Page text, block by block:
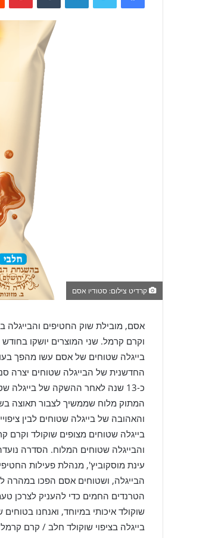
d
a
n
e
m
קרדיט צילום: סטודיו אסם
אסם, מובילת שוק החטיפים והבייגלה
וקרם קרמל. שני המוצרים יושקו בחודש
החדשנית של הבייגלה שטוחים יצרה
כ-13 שנה לאחר ההשקה של
המתוק מלוח שממשיך לצבור תאוצה
והאהובה של בייגלה שטוחים לבין
בייגלה שטוחים מצופים שוקולד וקרם
והבייגלה שטוחים המלוח. הסדרה
הבייגלה, ושטוחים אסם הפכו במהרה
הטרנדים החמים כדי להעניק לצרכן
שוקולד איכותי במיוחד, ואנחנו